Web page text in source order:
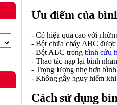
Ưu điểm của
- Có hiệu quả cao với
- Bột chữa cháy ABC được
- Bột ABC trong bình cứu
- Thao tác nạp lại bình
- Trọng lượng nhẹ hơn
- Không gây nguy hiểm
Cách sử dụng